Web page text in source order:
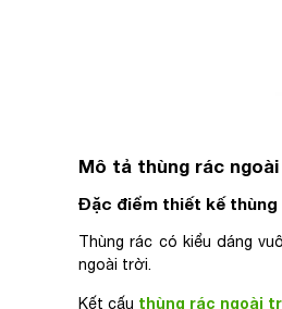
Mô tả thùng rác
Đặc điểm thiết kế
Thùng rác có kiểu dáng
ngoài trời.
Kết cấu thùng rác ngoài